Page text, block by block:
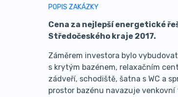
POPIS ZAKÁZKY
Cena za nejlepší energetické
Středočeského kraje 2017.
Záměrem investora bylo
s krytým bazénem, relaxačním
zádveří, schodiště, šatna s WC a
prostor bazénu navazuje venkovní